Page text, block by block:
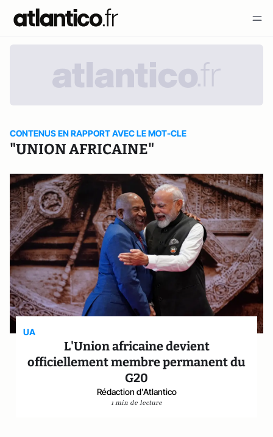
CONTENUS EN RAPPORT AVEC LE MOT-CLE
"UNION AFRICAINE"
UA
L'Union africaine devient
officiellement membre permanent du
G20
Rédaction d'Atlantico
1 min de lecture